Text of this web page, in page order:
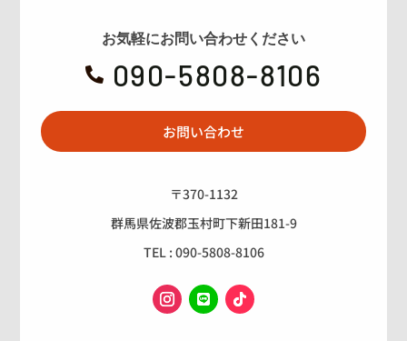
お気軽にお問い合わせください
 090-5808-8106
お問い合わせ
〒370-1132
群馬県佐波郡玉村町下新田181-9
TEL : 090-5808-8106